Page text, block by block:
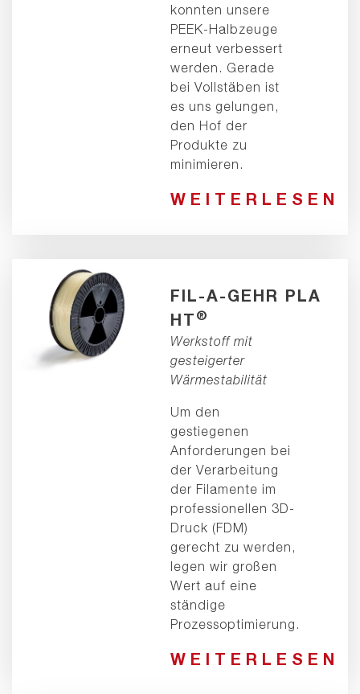
konnten unsere
PEEK-Halbzeuge
erneut verbessert
werden. Gerade
bei Vollstäben ist
es uns gelungen,
den Hof der
Produkte zu
minimieren.
WEITERLESEN
FIL-A-GEHR PLA
HT ®
Werkstoff mit
gesteigerter
Wärmestabilität
Um den
gestiegenen
Anforderungen bei
der Verarbeitung
der Filamente im
professionellen 3D-
Druck (FDM)
gerecht zu werden,
legen wir großen
Wert auf eine
ständige
Prozessoptimierung.
WEITERLESEN